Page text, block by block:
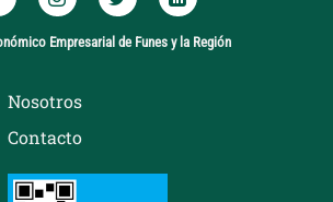
Empresarial de Funes y la Región
Nosotros
Contacto